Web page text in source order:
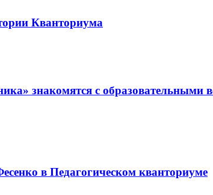
Кванториума
знакомятся с образовательными
в Педагогическом кванториуме